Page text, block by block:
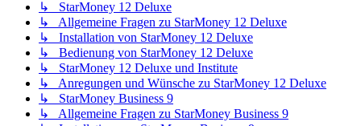
↳ StarMoney 12 Deluxe
↳ Allgemeine Fragen zu StarMoney 12 Deluxe
↳ Installation von StarMoney 12 Deluxe
↳ Bedienung von StarMoney 12 Deluxe
↳ StarMoney 12 Deluxe und Institute
↳ Anregungen und Wünsche zu StarMoney 12 Deluxe
↳ StarMoney Business 9
↳ Allgemeine Fragen zu StarMoney Business 9